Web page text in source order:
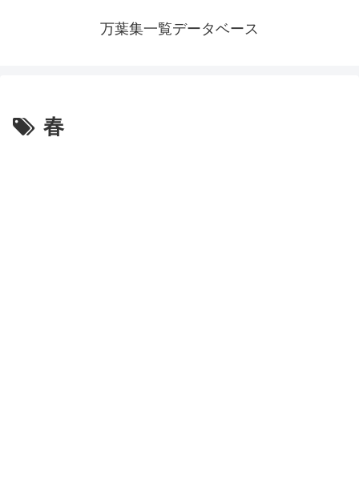
万葉集一覧データベース
春